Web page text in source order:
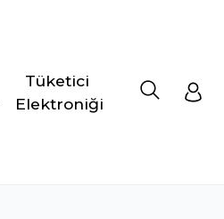
Tüketici
Elektroniği